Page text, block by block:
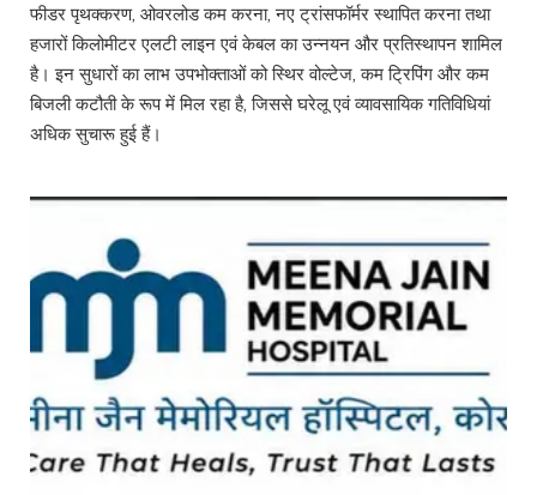
फीडर पृथक्करण, ओवरलोड कम करना, नए ट्रांसफॉर्मर स्थापित करना तथा
हजारों किलोमीटर एलटी लाइन एवं केबल का उन्नयन और प्रतिस्थापन शामिल
है। इन सुधारों का लाभ उपभोक्ताओं को स्थिर वोल्टेज, कम ट्रिपिंग और कम
बिजली कटौती के रूप में मिल रहा है, जिससे घरेलू एवं व्यावसायिक गतिविधियां
अधिक सुचारू हुई हैं।